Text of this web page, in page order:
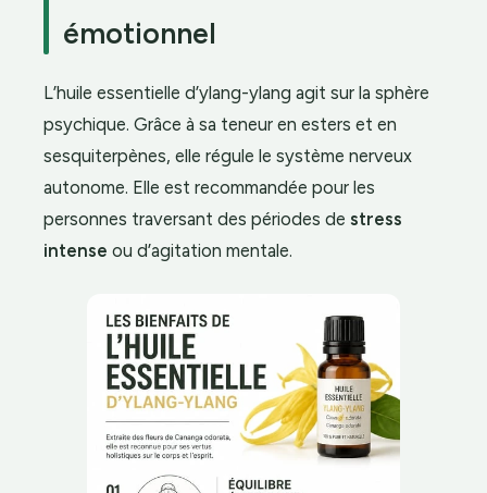
émotionnel
L’huile essentielle d’ylang-ylang agit sur la sphère
psychique. Grâce à sa teneur en esters et en
sesquiterpènes, elle régule le système nerveux
autonome. Elle est recommandée pour les
personnes traversant des périodes de stress
intense ou d’agitation mentale.